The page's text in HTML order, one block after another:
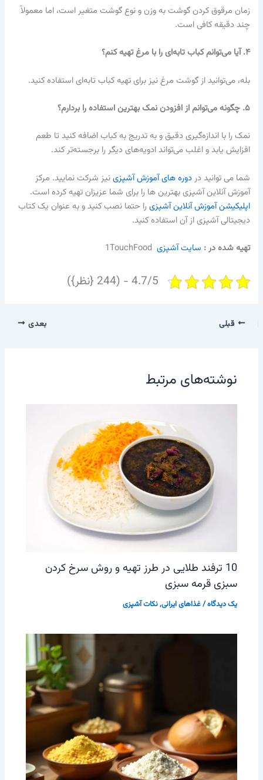
زمان مرقوق کردن گوشت به وزن و نوع گوشت متغیر است، اما معمولاً
چند دقیقه کافی است.
۴.آیا می‌توانم کباب تابه‌ای را با مرغ تهیه کنم؟
بله، می‌توانید از گوشت مرغ نیز برای تهیه کباب تابه‌ای استفاده کنید.
۵.چگونه می‌توانم از افزودن نمک بهترین استفاده را بردارم؟
نمک را با اندازه‌گیری دقیق و به تدریج به کباب اضافه کنید تا طعم
افزایش یابد و اغلب می‌تواند ادویه‌های دیگر را برجسته‌تر کند.
شما می توانید دردوره های آموزش آشپزینیز شرکت نمایید. مرکز
آموزش آنلاین آشپزی بهترین ها را برای شما عزیزان تهیه کرده است.
اپلیکیشن آموزش آنلاین آشپزیرا حتما نصب کنید و به عنوان یک کتاب
دیجیتالی آشپزی از آن استفاده کنید.
تهیه شده در :‌ سایت آشپزی 1TouchFood
4.7/5 - (244 {نظر})
قبلی بعدی
نوشته‌های مرتبط
10 ترفند طلایی در طرز تهیه و روش سرخ کردن
سبزی قرمه سبزی
یک دیدگاه/غذاهای ایرانی,نکات آشپزی